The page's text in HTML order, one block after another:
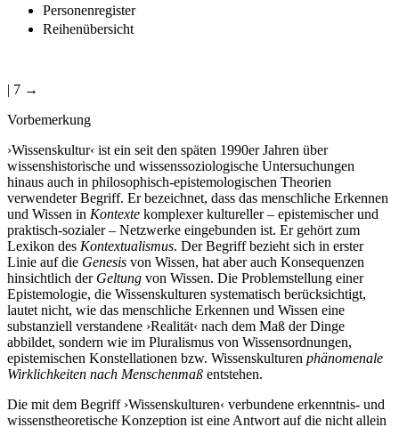
Personenregister
Reihenübersicht
| 7 →
Vorbemerkung
›Wissenskultur‹ ist ein seit den späten 1990er Jahren über
wissenshistorische und wissenssoziologische Untersuchungen
hinaus auch in philosophisch-epistemologischen Theorien
verwendeter Begriff. Er bezeichnet, dass das menschliche Erkennen
und Wissen in Kontexte komplexer kultureller – epistemischer und
praktisch-sozialer – Netzwerke eingebunden ist. Er gehört zum
Lexikon des Kontextualismus. Der Begriff bezieht sich in erster
Linie auf die Genesis von Wissen, hat aber auch Konsequenzen
hinsichtlich der Geltung von Wissen. Die Problemstellung einer
Epistemologie, die Wissenskulturen systematisch berücksichtigt,
lautet nicht, wie das menschliche Erkennen und Wissen eine
substanziell verstandene ›Realität‹ nach dem Maß der Dinge
abbildet, sondern wie im Pluralismus von Wissensordnungen,
epistemischen Konstellationen bzw. Wissenskulturen phänomenale
Wirklichkeiten nach Menschenmaß entstehen.
Die mit dem Begriff ›Wissenskulturen‹ verbundene erkenntnis- und
wissenstheoretische Konzeption ist eine Antwort auf die nicht allein